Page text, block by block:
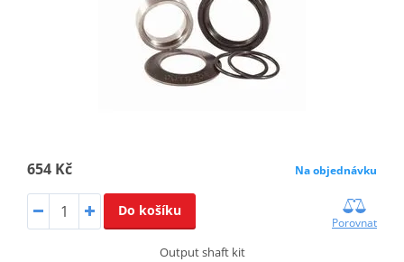
654 Kč Na objednávku
Do košíku
Porovnat
Output shaft kit